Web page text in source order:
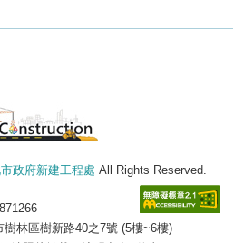
政府新建工程處 All Rights Reserved.
樹林區樹新路40之7號 (5樓~6樓)